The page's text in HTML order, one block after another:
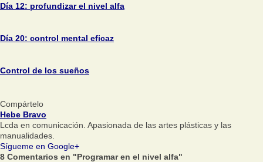
Día 12: profundizar el nivel alfa
Día 20: control mental eficaz
Control de los sueños
Compártelo
Hebe Bravo
Lcda en comunicación. Apasionada de las artes plásticas y las
manualidades.
Sígueme en Google+
8 Comentarios en "Programar en el nivel alfa"